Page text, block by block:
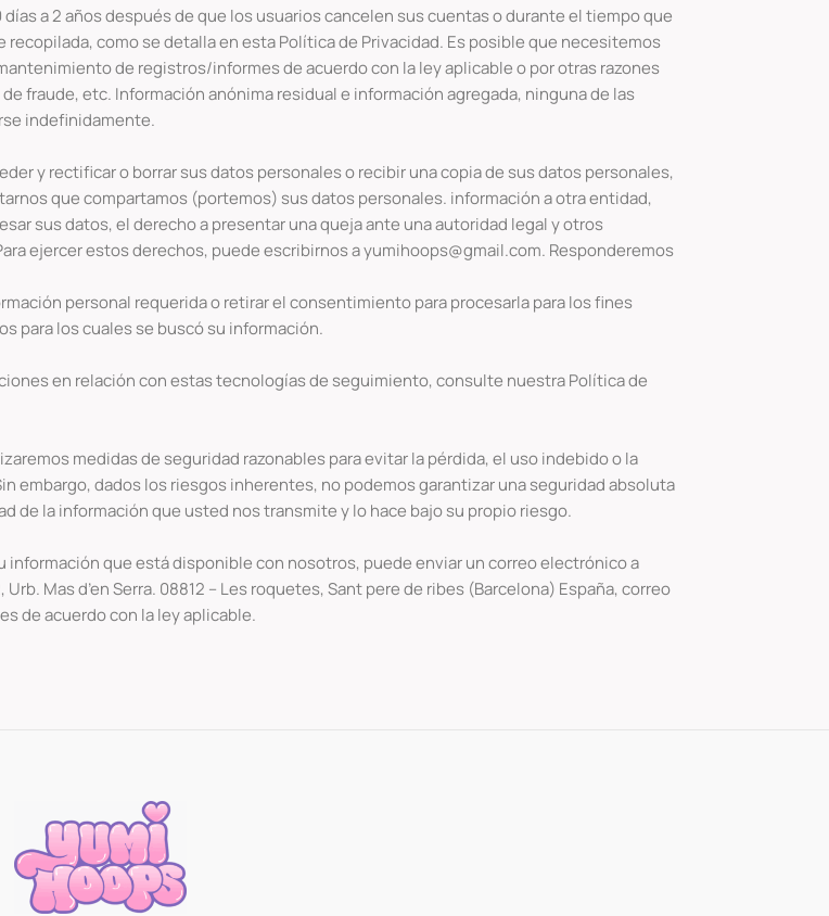
a 2 años después de que los usuarios cancelen sus cuentas o durante el tiempo que
como se detalla en esta Política de Privacidad. Es posible que necesitemos
de registros/informes de acuerdo con la ley aplicable o por otras razones
fraude, etc. Información anónima residual e información agregada, ninguna de las
indefinidamente.
y rectificar o borrar sus datos personales o recibir una copia de sus datos personales,
que compartamos (portemos) sus datos personales. información a otra entidad,
sus datos, el derecho a presentar una queja ante una autoridad legal y otros
ejercer estos derechos, puede escribirnos a yumihoops@gmail.com. Responderemos
personal requerida o retirar el consentimiento para procesarla para los fines
para los cuales se buscó su información.
en relación con estas tecnologías de seguimiento, consulte nuestra Política de
medidas de seguridad razonables para evitar la pérdida, el uso indebido o la
embargo, dados los riesgos inherentes, no podemos garantizar una seguridad absoluta
de la información que usted nos transmite y lo hace bajo su propio riesgo.
que está disponible con nosotros, puede enviar un correo electrónico a
Mas d’en Serra. 08812 – Les roquetes, Sant pere de ribes (Barcelona) España, correo
de acuerdo con la ley aplicable.